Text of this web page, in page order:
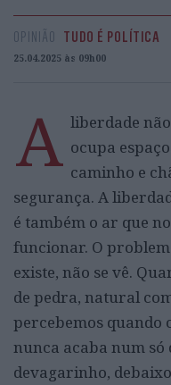
OPINIÃO TUDO É POLÍTICA
25.04.2025 às 09h00
A liberdade
ocupa
caminho e
segurança. A
é também o ar que
funcionar. O
existe, não se vê.
de pedra, natural
percebemos quando
nunca acaba num só
devagarinho,